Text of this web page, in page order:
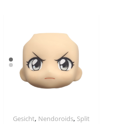
Gesicht, Nendoroids, Split